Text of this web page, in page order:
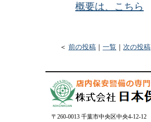
概要は、こちら
＜ 前の投稿 ｜ 一覧 ｜ 次の投稿
〒260-0013 千葉市中央区中央4-12-12